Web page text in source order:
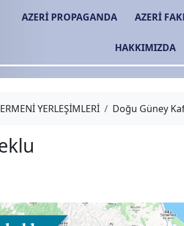
AZERİ PROPAGANDA AZERİ
HAKKIMIZDA
ERMENİ YERLEŞİMLERİ Doğu Güney